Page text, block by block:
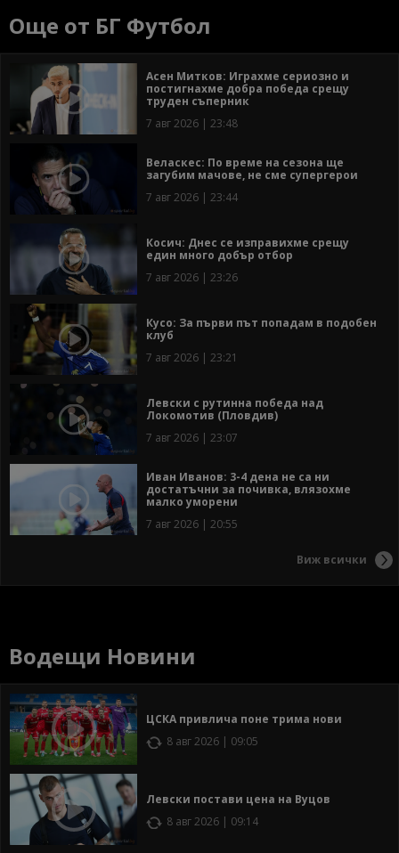
Още от БГ Футбол
Асен Митков: Играхме сериозно и
постигнахме добра победа срещу
труден съперник
7 авг 2026 | 23:48
Веласкес: По време на сезона ще
загубим мачове, не сме супергерои
7 авг 2026 | 23:44
Косич: Днес се изправихме срещу
един много добър отбор
7 авг 2026 | 23:26
Кусо: За първи път попадам в подобен
клуб
7 авг 2026 | 23:21
Левски с рутинна победа над
Локомотив (Пловдив)
7 авг 2026 | 23:07
Иван Иванов: 3-4 дена не са ни
достатъчни за почивка, влязохме
малко уморени
7 авг 2026 | 20:55
Виж всички
Водещи Новини
ЦСКА привлича поне трима нови
8 авг 2026 | 09:05
Левски постави цена на Вуцов
8 авг 2026 | 09:14